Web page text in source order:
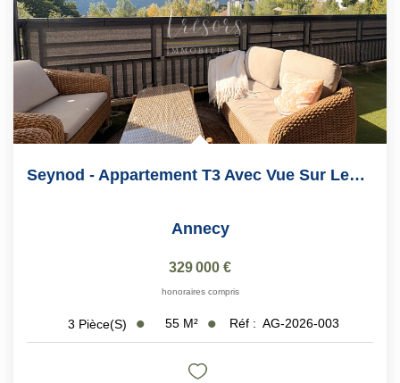
Seynod - Appartement T3 Avec Vue Sur Les Montagnes
Annecy
329 000 €
honoraires compris
3 Pièce(s) 55 M² Réf : AG-2026-003